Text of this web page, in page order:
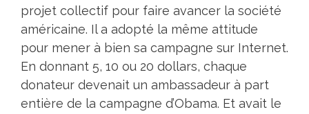
projet collectif pour faire avancer la société
américaine. Il a adopté la même attitude
pour mener à bien sa campagne sur Internet.
En donnant 5, 10 ou 20 dollars, chaque
donateur devenait un ambassadeur à part
entière de la campagne d’Obama. Et avait le